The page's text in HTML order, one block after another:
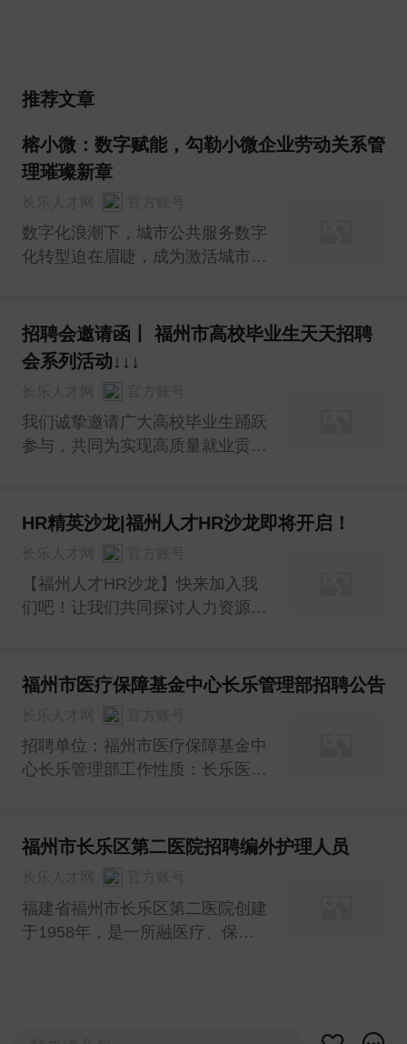
推荐文章
榕小微：数字赋能，勾勒小微企业劳动关系管
理璀璨新章
数字化浪潮下，城市公共服务数字
化转型迫在眉睫，成为激活城市发
业劳动关系事务托管服务试点为切
口，依托数字技术打造“榕小微”平
台，开启小微企业劳动关系管理变
招聘会邀请函丨 福州市高校毕业生天天招聘
会系列活动↓↓↓
我们诚挚邀请广大高校毕业生踊跃
参与，共同为实现高质量就业贡献
号），期待您的光临，一同开启职
HR精英沙龙|福州人才HR沙龙即将开启！
【福州人才HR沙龙】快来加入我
们吧！让我们共同探讨人力资源管
福州市医疗保障基金中心长乐管理部招聘公告
招聘单位：福州市医疗保障基金中
心长乐管理部工作性质：长乐医保
场长乐区政务服务中心岗位要求：
不限年龄要求：35周岁以下专业要
求：不限招聘人数：1人岗位职
责：1、五官端
福州市长乐区第二医院招聘编外护理人员
福建省福州市长乐区第二医院创建
于1958年，是一所融医疗、保